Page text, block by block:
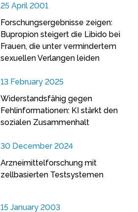
25 April 2001
Forschungsergebnisse zeigen:
Bupropion steigert die Libido bei
Frauen, die unter vermindertem
sexuellen Verlangen leiden
13 February 2025
Widerstandsfähig gegen
Fehlinformationen: KI stärkt den
sozialen Zusammenhalt
30 December 2024
Arzneimittelforschung mit
zellbasierten Testsystemen
15 January 2003